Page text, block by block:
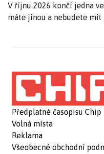
V říjnu 2026 končí jedna
máte jinou a nebudete mít
Předplatné časopisu Chip
Volná místa
Reklama
Všeobecné obchodní